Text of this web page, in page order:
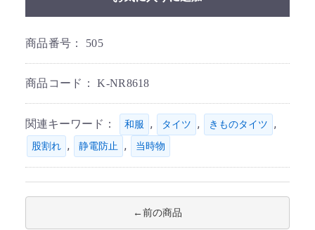
商品番号： 505
商品コード：K-NR8618
関連キーワード： 和服 , タイツ , きものタイツ ,
股割れ , 静電防止 , 当時物
前の商品